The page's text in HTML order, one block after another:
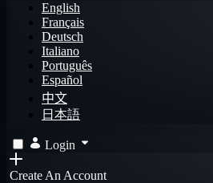
English
Français
Deutsch
Italiano
Português
Español
中文
日本語
Login
Create An Account